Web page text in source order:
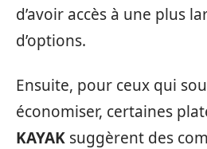
d’avoir accès à une plus
d’options.
Ensuite, pour ceux qui
économiser, certaines
KAYAK suggèrent des